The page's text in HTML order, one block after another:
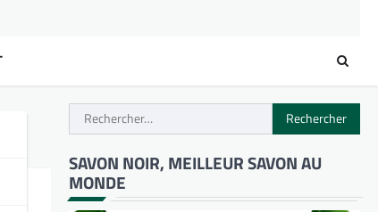
Rechercher :
SAVON NOIR, MEILLEUR SAVON AU
MONDE